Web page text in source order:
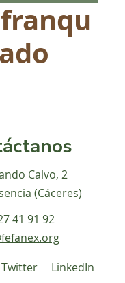
Calvo, 2
(Cáceres)
41 91 92
Twitter LinkedIn